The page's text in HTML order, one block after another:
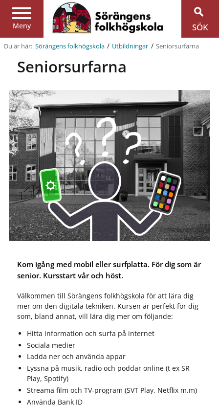
Meny
Region
Jönköpings
län
SÖK
Du är här: Sörängens folkhögskola / Utbildningar / Seniorsurfarna
Seniorsurfarna
Kom igång med mobil eller surfplatta. För dig som är
senior. Kursstart vår och höst.
Välkommen till Sörängens folkhögskola för att lära dig
mer om den digitala tekniken. Kursen är perfekt för dig
som, bland annat, vill lära dig mer om följande:
Hitta information och surfa på internet
Sociala medier
Ladda ner och använda appar
Lyssna på musik, radio och poddar online (t ex SR
Play, Spotify)
Streama film och TV-program (SVT Play, Netflix m.m)
Använda Bank ID